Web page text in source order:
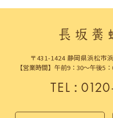
〒431-1424 静岡県浜松市
【営業時間】午前9：30～午後5
TEL：